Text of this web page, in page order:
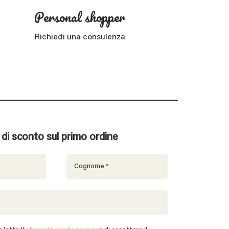
Personal shopper
Richiedi una consulenza
di sconto sul primo ordine